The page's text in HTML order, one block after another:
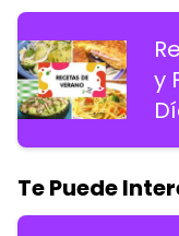
y
Te Puede